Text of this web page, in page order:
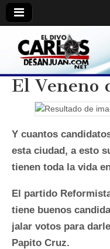
Carlos
De
San
Juan
Carlos
De
San
Juan //
El
Divo.
El Veneno
Y cuantos
esta ciudad, a esto
tienen toda la vida
El partido
tiene buenos
jalar votos para
Papito Cruz.